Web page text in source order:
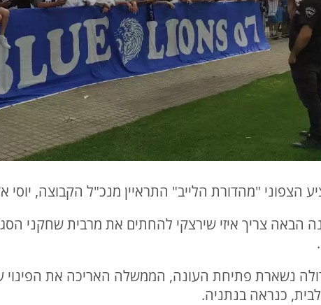
הצפוני "מהדורת הלייב" התראיין מנכ"ל הקבוצה, יוסי
הבאה צריך איזי שירצקי להחתים את מרבית שחקני הסגל,
כנראה בנתניה.